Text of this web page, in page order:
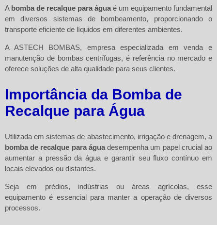
A bomba de recalque para água é um equipamento fundamental
em diversos sistemas de bombeamento, proporcionando o
transporte eficiente de líquidos em diferentes ambientes.
A ASTECH BOMBAS, empresa especializada em venda e
manutenção de bombas centrífugas, é referência no mercado e
oferece soluções de alta qualidade para seus clientes.
Importância da Bomba de
Recalque para Água
Utilizada em sistemas de abastecimento, irrigação e drenagem, a
bomba de recalque para águadesempenha um papel crucial ao
aumentar a pressão da água e garantir seu fluxo contínuo em
locais elevados ou distantes.
Seja em prédios, indústrias ou áreas agrícolas, esse
equipamento é essencial para manter a operação de diversos
processos.